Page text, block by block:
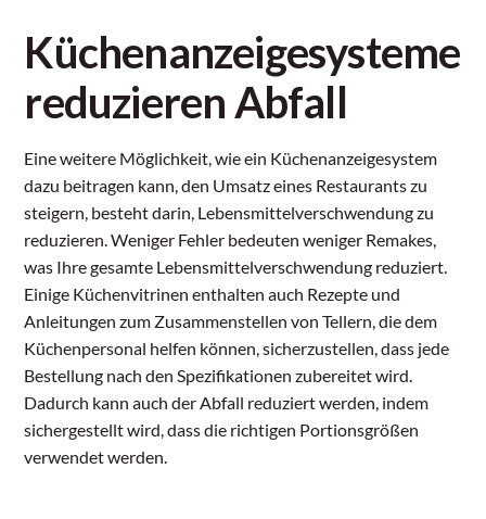
Küchenanzeigesysteme
reduzieren Abfall
Eine weitere Möglichkeit, wie ein Küchenanzeigesystem
dazu beitragen kann, den Umsatz eines Restaurants zu
steigern, besteht darin, Lebensmittelverschwendung zu
reduzieren. Weniger Fehler bedeuten weniger Remakes,
was Ihre gesamte Lebensmittelverschwendung reduziert.
Einige Küchenvitrinen enthalten auch Rezepte und
Anleitungen zum Zusammenstellen von Tellern, die dem
Küchenpersonal helfen können, sicherzustellen, dass jede
Bestellung nach den Spezifikationen zubereitet wird.
Dadurch kann auch der Abfall reduziert werden, indem
sichergestellt wird, dass die richtigen Portionsgrößen
verwendet werden.